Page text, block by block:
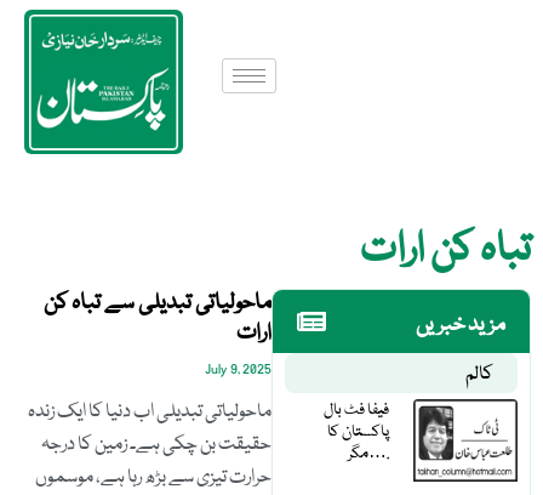
تباہ کن ارات
مزید خبریں
کالم
فیفا فٹ بال
پاکستان کا
مگر….
ماحولیاتی تبدیلی سے تباہ کن
ارات
July 9, 2025
ماحولیاتی تبدیلی اب دنیا کا ایک زندہ
حقیقت بن چکی ہے۔ زمین کا درجہ
حرارت تیزی سے بڑھ رہا ہے، موسموں